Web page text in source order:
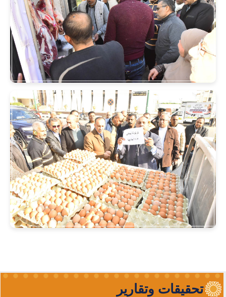
تحقيقات وتقارير